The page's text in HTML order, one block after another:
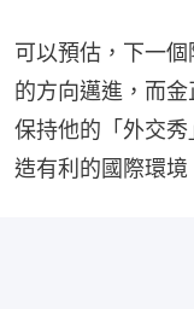
可以預估，下一
的方向邁進，而
保持他的「外交
造有利的國際環境